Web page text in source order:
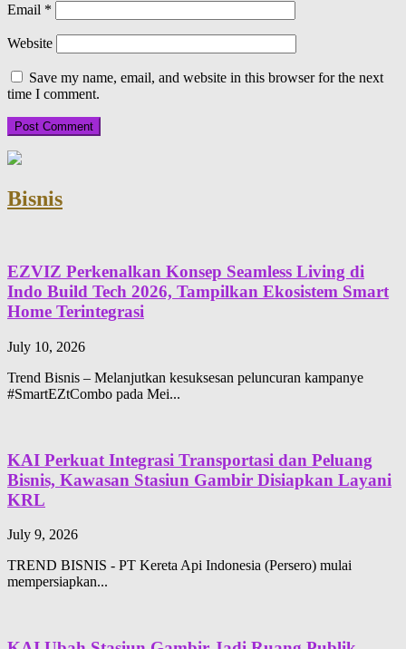
Email *
Website
Save my name, email, and website in this browser for the next
time I comment.
Bisnis
EZVIZ Perkenalkan Konsep Seamless Living di
Indo Build Tech 2026, Tampilkan Ekosistem Smart
Home Terintegrasi
July 10, 2026
Trend Bisnis – Melanjutkan kesuksesan peluncuran kampanye
#SmartEZtCombo pada Mei...
KAI Perkuat Integrasi Transportasi dan Peluang
Bisnis, Kawasan Stasiun Gambir Disiapkan Layani
KRL
July 9, 2026
TREND BISNIS - PT Kereta Api Indonesia (Persero) mulai
mempersiapkan...